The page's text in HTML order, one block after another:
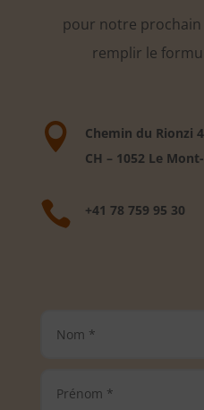
pour notre
remplir le

Chemin du Rionzi
CH – 1052 Le
 +41 78 759 95 30